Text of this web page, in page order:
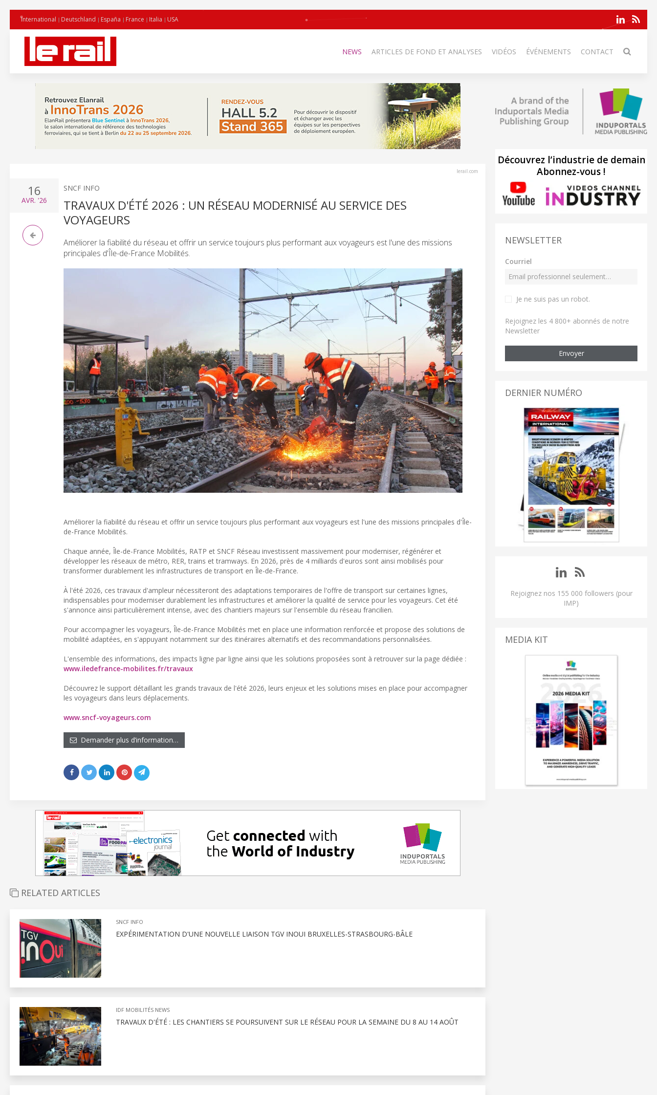
International Deutschland España France Italia USA
NEWS ARTICLES DE FOND ET ANALYSES VIDÉOS ÉVÉNEMENTS CONTACT
lerail.com
16
AVR. '26
SNCF INFO
TRAVAUX D'ÉTÉ 2026 : UN RÉSEAU MODERNISÉ AU SERVICE DES
VOYAGEURS
Améliorer la fiabilité du réseau et offrir un service toujours plus performant aux voyageurs est l'une des missions
principales d'Île-de-France Mobilités.
Améliorer la fiabilité du réseau et offrir un service toujours plus performant aux voyageurs est l'une des missions principales d'Île-
de-France Mobilités.
Chaque année, Île-de-France Mobilités, RATP et SNCF Réseau investissent massivement pour moderniser, régénérer et
développer les réseaux de métro, RER, trains et tramways. En 2026, près de 4 milliards d'euros sont ainsi mobilisés pour
transformer durablement les infrastructures de transport en Île-de-France.
À l'été 2026, ces travaux d'ampleur nécessiteront des adaptations temporaires de l'offre de transport sur certaines lignes,
indispensables pour moderniser durablement les infrastructures et améliorer la qualité de service pour les voyageurs. Cet été
s'annonce ainsi particulièrement intense, avec des chantiers majeurs sur l'ensemble du réseau francilien.
Pour accompagner les voyageurs, Île-de-France Mobilités met en place une information renforcée et propose des solutions de
mobilité adaptées, en s'appuyant notamment sur des itinéraires alternatifs et des recommandations personnalisées.
L'ensemble des informations, des impacts ligne par ligne ainsi que les solutions proposées sont à retrouver sur la page dédiée :
www.iledefrance-mobilites.fr/travaux
Découvrez le support détaillant les grands travaux de l'été 2026, leurs enjeux et les solutions mises en place pour accompagner
les voyageurs dans leurs déplacements.
www.sncf-voyageurs.com
Demander plus d’information…
RELATED ARTICLES
SNCF INFO
EXPÉRIMENTATION D'UNE NOUVELLE LIAISON TGV INOUI BRUXELLES-STRASBOURG-BÂLE
IDF MOBILITÉS NEWS
TRAVAUX D'ÉTÉ : LES CHANTIERS SE POURSUIVENT SUR LE RÉSEAU POUR LA SEMAINE DU 8 AU 14 AOÛT
Découvrez l’industrie de demain
Abonnez-vous !
NEWSLETTER
Courriel
Je ne suis pas un robot.
Rejoignez les 4 800+ abonnés de notre
Newsletter
Envoyer
DERNIER NUMÉRO
Rejoignez nos 155 000 followers (pour
IMP)
MEDIA KIT